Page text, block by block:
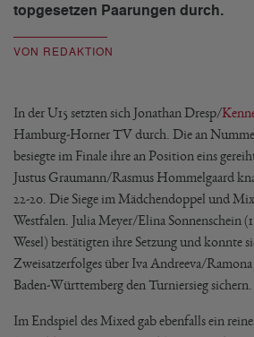
topgesetzen Paarungen durch.
VON REDAKTION
In der U15 setzten sich Jonathan Dresp/
Hamburg-Horner TV durch. Die an
besiegte im Finale ihre an Position eins
Justus Graumann/Rasmus Hommelgaard
22-20. Die Siege im Mädchendoppel und
Westfalen. Julia Meyer/Elina
Wesel) bestätigten ihre Setzung und konnte
Zweisatzerfolges über Iva Andreeva/
Baden-Württemberg den Turniersieg sichern.
Im Endspiel des Mixed gab ebenfalls ein